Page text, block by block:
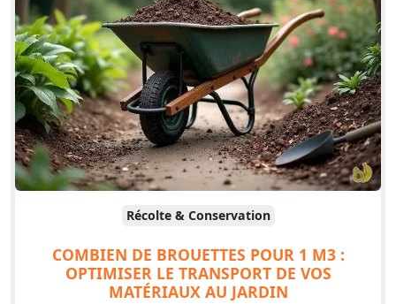
Récolte & Conservation
COMBIEN DE BROUETTES POUR 1 M3 :
OPTIMISER LE TRANSPORT DE VOS
MATÉRIAUX AU JARDIN